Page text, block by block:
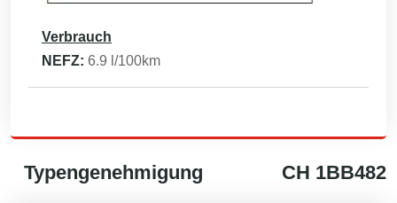
Verbrauch
NEFZ: 6.9 l/100km
Typengenehmigung CH 1BB482